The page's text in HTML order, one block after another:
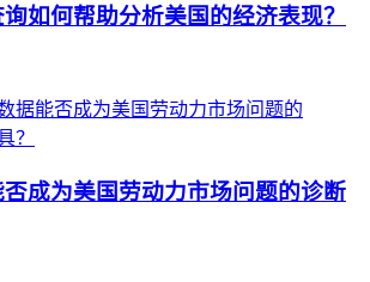
如何帮助分析美国的经济表现？
成为美国劳动力市场问题的诊断